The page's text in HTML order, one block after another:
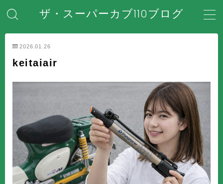
ザ・スーパーカブ110ブログ
MENU
ホーム
安全対策・事故防止
メンテナンス・整備・DIY
装備・アクセサリー
2026.01.26
keitaiair